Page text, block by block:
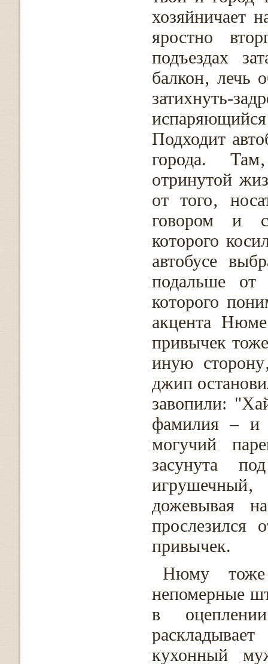
хозяйничает
яростно
подъездах
балкон‚
затихнуть-
Подходит
города.
отринутой
от того‚
говором и
которого
автобусе
подальше от
которого
акцента
привычек
иную
джип
завопили:
фамилия – и
могучий
засунута
дожевывая
прослезился
привычек.
Нюму
непомерные
в
кухонный